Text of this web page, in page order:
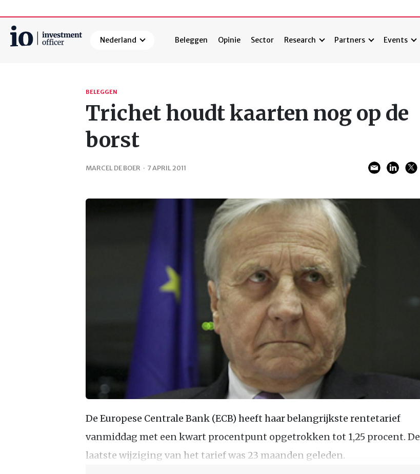
Nederland Beleggen Opinie Sector Research Partners Events
BELEGGEN
Trichet houdt kaarten nog op de
borst
MARCEL DE BOER · 7 APRIL 2011
De Europese Centrale Bank (ECB) heeft haar belangrijkste rentetarief
vanmiddag met een kwart procentpunt opgetrokken tot 1,25 procent. De
laatste wijziging van het tarief was 23 maanden geleden.